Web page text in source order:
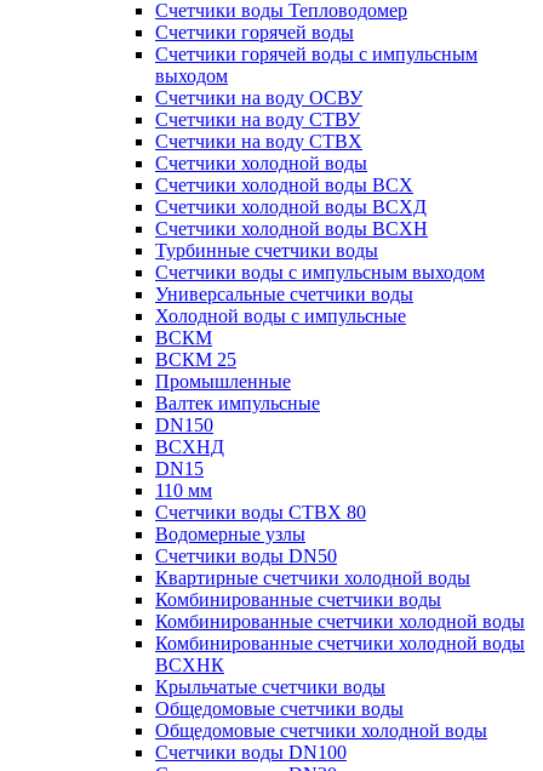
Счетчики воды Тепловодомер
Счетчики горячей воды
Счетчики горячей воды с импульсным
выходом
Счетчики на воду ОСВУ
Счетчики на воду СТВУ
Счетчики на воду СТВХ
Счетчики холодной воды
Счетчики холодной воды ВСХ
Счетчики холодной воды ВСХД
Счетчики холодной воды ВСХН
Турбинные счетчики воды
Счетчики воды с импульсным выходом
Универсальные счетчики воды
Холодной воды с импульсные
ВСКМ
ВСКМ 25
Промышленные
Валтек импульсные
DN150
ВСХНД
DN15
110 мм
Счетчики воды СТВХ 80
Водомерные узлы
Счетчики воды DN50
Квартирные счетчики холодной воды
Комбинированные счетчики воды
Комбинированные счетчики холодной воды
Комбинированные счетчики холодной воды
ВСХНК
Крыльчатые счетчики воды
Общедомовые счетчики воды
Общедомовые счетчики холодной воды
Счетчики воды DN100